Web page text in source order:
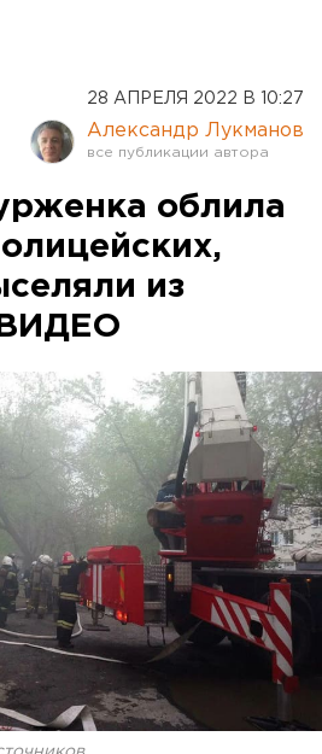
28 АПРЕЛЯ 2022 В 10:27
Александр Лукманов
облила
из